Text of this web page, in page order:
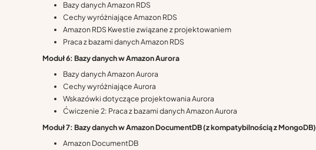
Bazy danych Amazon RDS
Cechy wyróżniające Amazon RDS
Amazon RDS Kwestie związane z projektowaniem
Praca z bazami danych Amazon RDS
Moduł 6: Bazy danych w Amazon Aurora
Bazy danych Amazon Aurora
Cechy wyróżniające Aurora
Wskazówki dotyczące projektowania Aurora
Ćwiczenie 2: Praca z bazami danych Amazon Aurora
Moduł 7: Bazy danych w Amazon DocumentDB (z kompatybilnością z MongoDB)
Amazon DocumentDB